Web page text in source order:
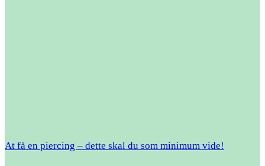
At få en piercing – dette skal du som minimum vide!